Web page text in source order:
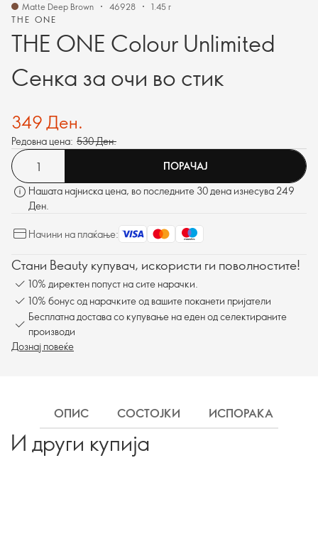
THE ONE
THE ONE Colour Unlimited
Сенка за очи во стик
Matte Deep Brown 46928 1.45 г
349 Ден.
Редовна цена: 530 Ден.
ПОРАЧАЈ
Нашата најниска цена, во последните 30 дена изнесува 249
Ден.
Начини на плаќање:
Стани Beauty купувач, искористи ги поволностите!
10% директен попуст на сите нарачки.
10% бонус од нарачките од вашите поканети пријатели
Бесплатна достава со купување на еден од селектираните
производи
Дознај повеќе
ОПИС СОСТОЈКИ ИСПОРАКА
И други купија